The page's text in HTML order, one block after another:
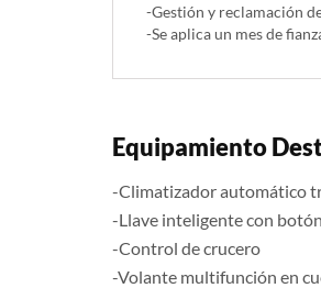
-Gestión y reclamación
-Se aplica un mes de
Equipamiento
-Climatizador automático
-Llave inteligente con
-Control de crucero
-Volante multifunción en